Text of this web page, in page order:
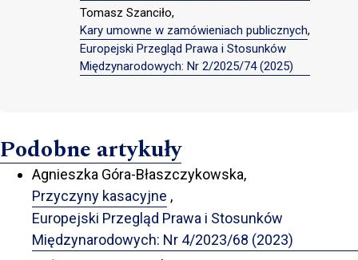
Tomasz Szanciło,
Kary umowne w zamówieniach publicznych,
Europejski Przegląd Prawa i Stosunków
Międzynarodowych: Nr 2/2025/74 (2025)
Podobne artykuły
Agnieszka Góra-Błaszczykowska,
Przyczyny kasacyjne ,
Europejski Przegląd Prawa i Stosunków
Międzynarodowych: Nr 4/2023/68 (2023)